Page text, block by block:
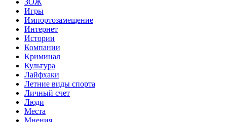
Игры
Импортозамещение
Интернет
Истории
Компании
Криминал
Культура
Лайфхаки
Летние виды спорта
Личный счет
Люди
Места
Мнения